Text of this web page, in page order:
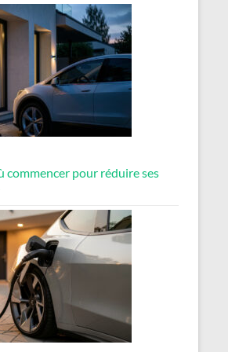
pour réduire ses